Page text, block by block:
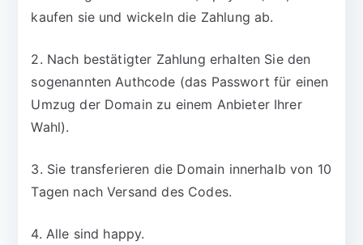
kaufen sie und wickeln die Zahlung ab.
2. Nach bestätigter Zahlung erhalten Sie den
sogenannten Authcode (das Passwort für einen
Umzug der Domain zu einem Anbieter Ihrer
Wahl).
3. Sie transferieren die Domain innerhalb von 10
Tagen nach Versand des Codes.
4. Alle sind happy.